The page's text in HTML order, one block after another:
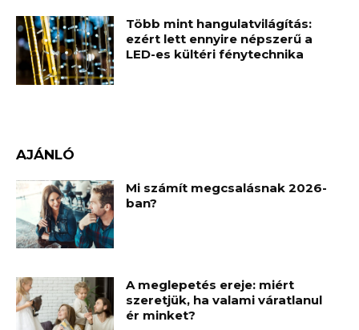
Több mint hangulatvilágítás:
ezért lett ennyire népszerű a
LED-es kültéri fénytechnika
AJÁNLÓ
Mi számít megcsalásnak 2026-
ban?
A meglepetés ereje: miért
szeretjük, ha valami váratlanul
ér minket?